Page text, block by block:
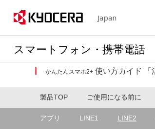
Japan
スマートフォン・携帯電話
かんたんスマホ2+ 使い方ガイド 「
製品TOP ご使用になる前に
アプリ LINE1 LINE2